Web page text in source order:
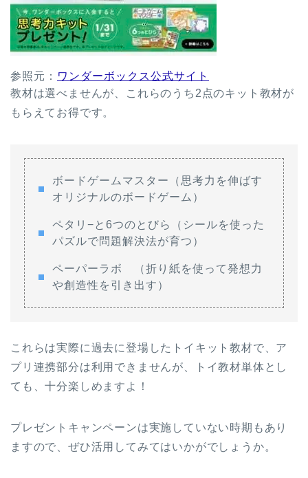
参照元： ワンダーボックス公式サイト
教材は選べませんが、これらのうち2点のキット教材が
もらえてお得です。
ボードゲームマスター（思考力を伸ばす
オリジナルのボードゲーム）
ペタリ−と6つのとびら（シールを使った
パズルで問題解決法が育つ）
ペーパーラボ （折り紙を使って発想力
や創造性を引き出す）
これらは実際に過去に登場したトイキット教材で、ア
プリ連携部分は利用できませんが、トイ教材単体とし
ても、十分楽しめますよ！
プレゼントキャンペーンは実施していない時期もあり
ますので、ぜひ活用してみてはいかがでしょうか。